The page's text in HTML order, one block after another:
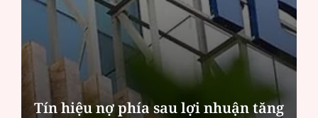
Tín hiệu nợ phía sau lợi nhuận tăng